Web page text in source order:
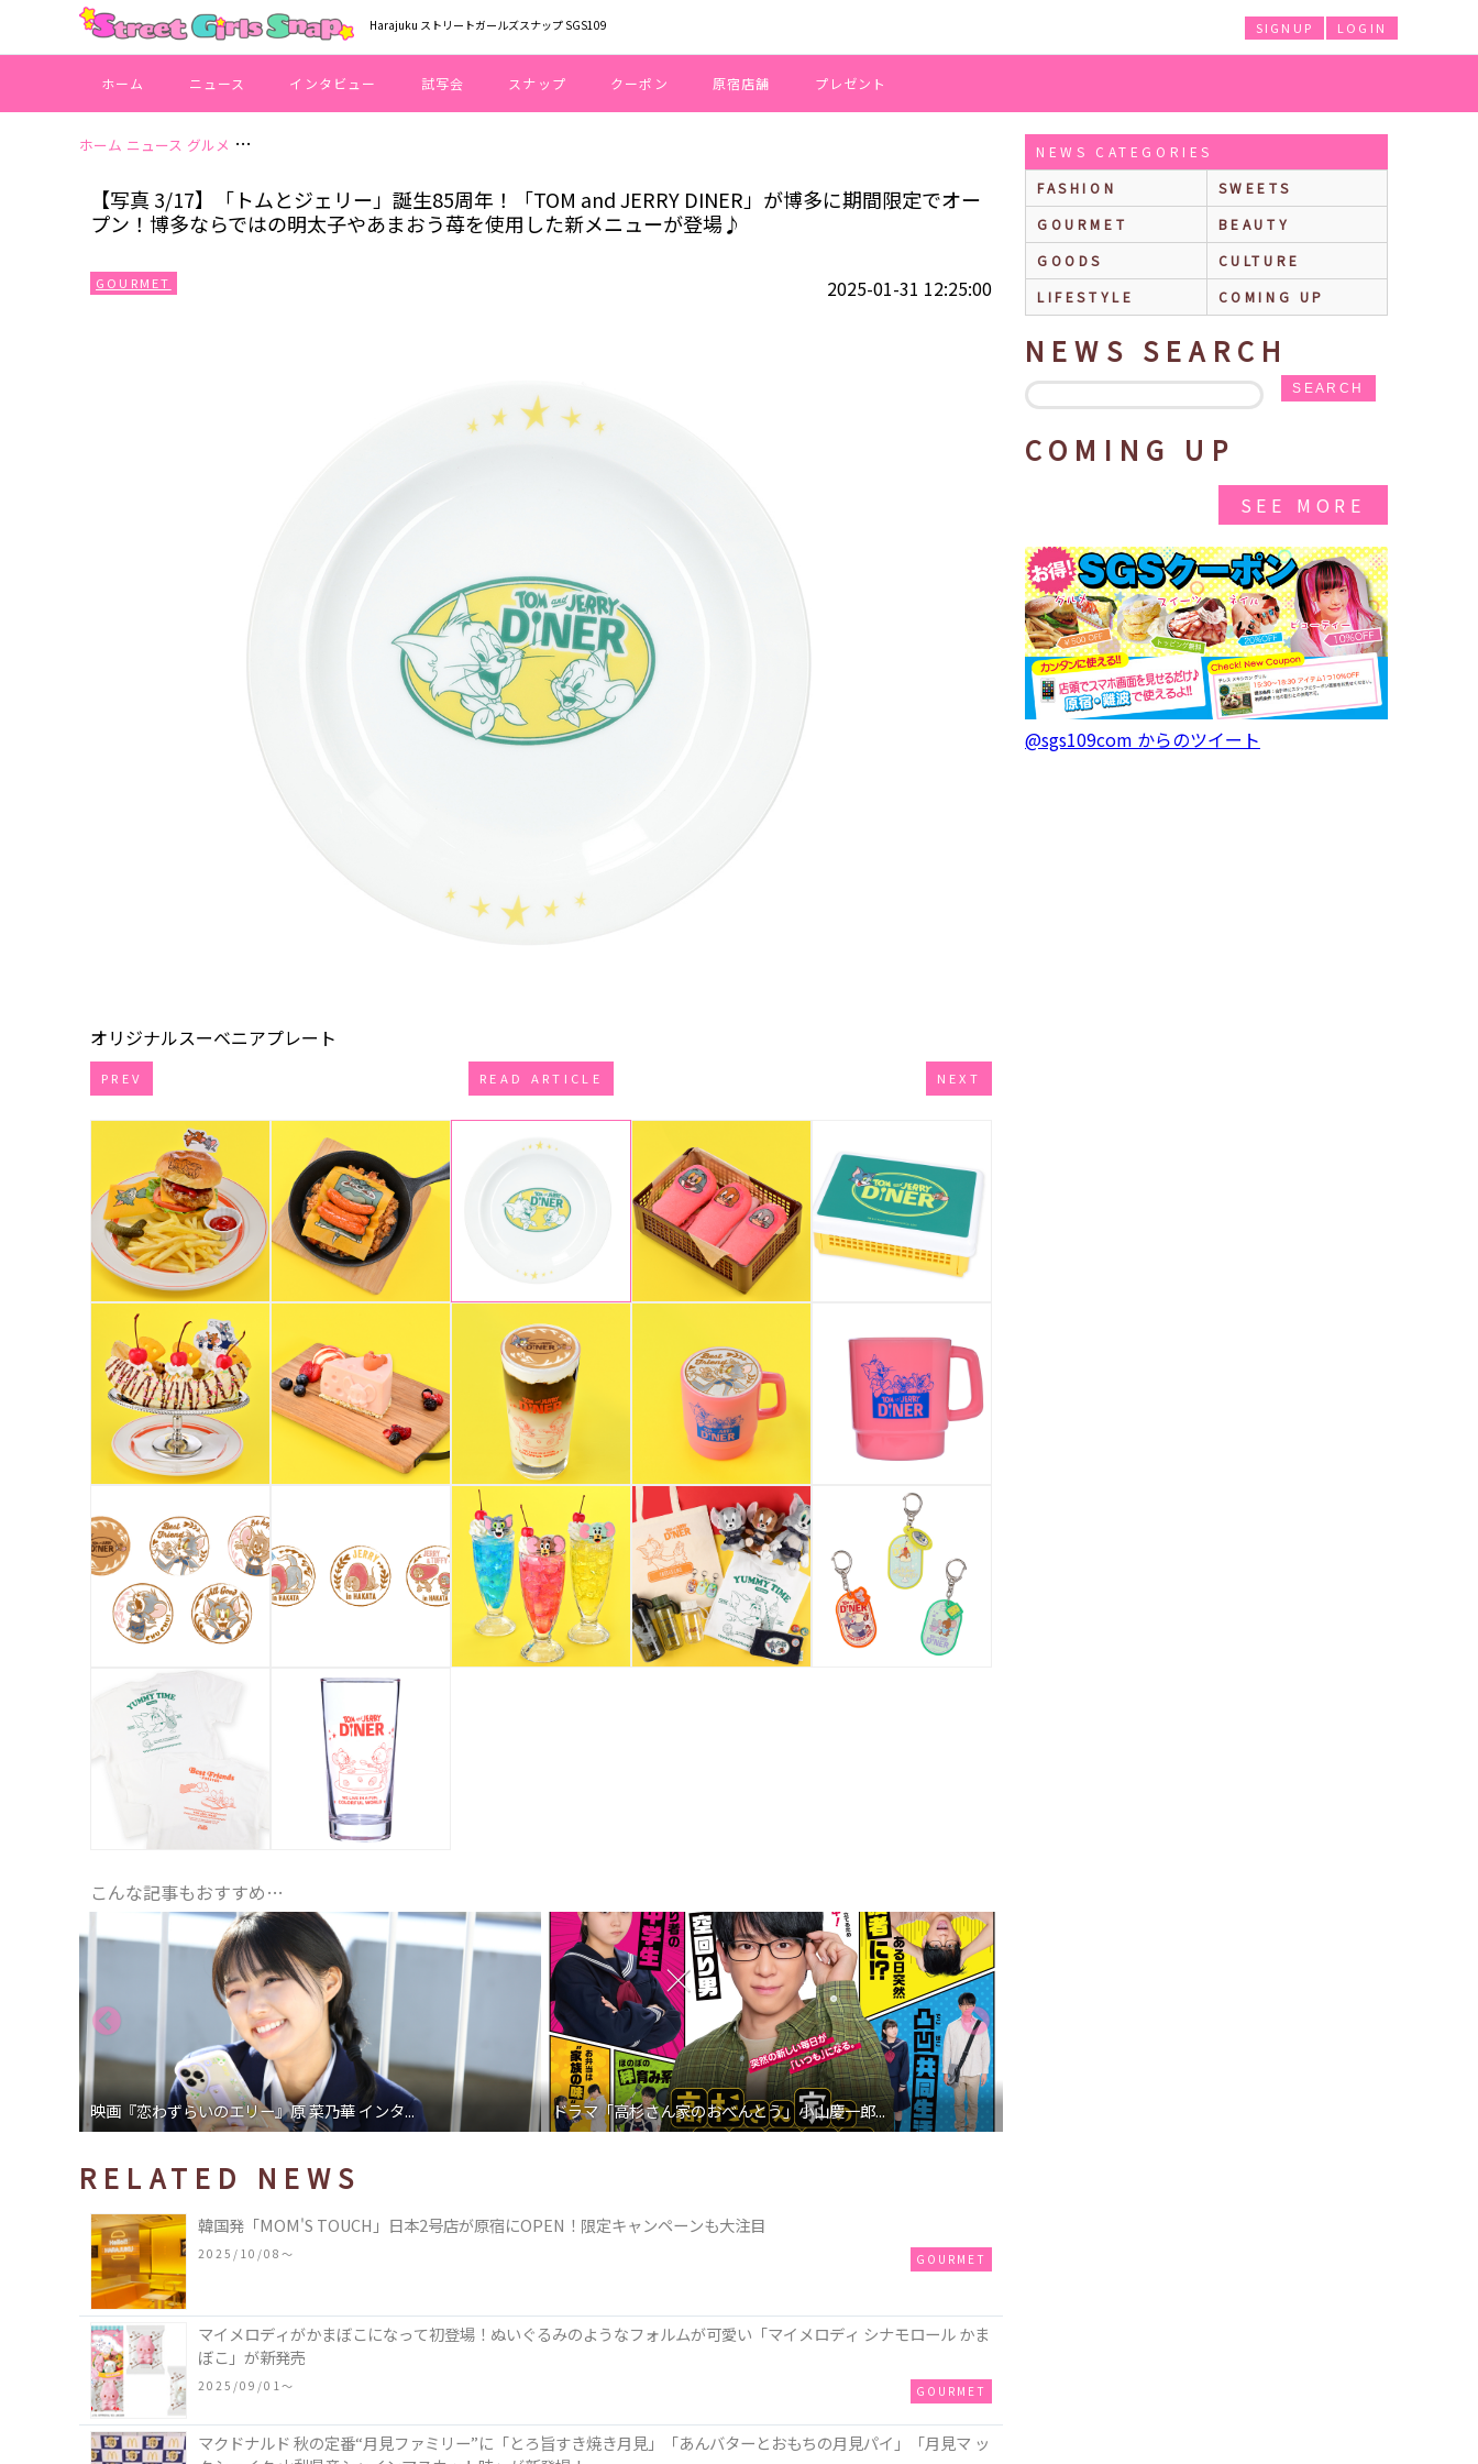
Harajuku ストリートガールズスナップ SGS109 LOGIN
SIGNUP
ホーム ニュース インタビュー 試写会 スナップ クーポン 原宿店舗 プレゼント
ホーム ニュース グルメ 【写真 3/17】「トムとジェリー」誕生85周年！「TOM and JERRY DINER」が博多に期間限定でオープン！博多ならではの明太子やあまおう苺を使用した新メニューが登場♪
【写真 3/17】「トムとジェリー」誕生85周年！「TOM and JERRY DINER」が博多に期間限定でオー
プン！博多ならではの明太子やあまおう苺を使用した新メニューが登場♪
GOURMET 2025-01-31 12:25:00
オリジナルスーベニアプレート
PREV READ ARTICLE NEXT
こんな記事もおすすめ…
映画『恋わずらいのエリー』原 菜乃華 インタ... ドラマ「高杉さん家のおべんとう」小山慶一郎...
RELATED NEWS
韓国発「MOM'S TOUCH」日本2号店が原宿にOPEN！限定キャンペーンも大注目
2025/10/08〜 GOURMET
マイメロディがかまぼこになって初登場！ぬいぐるみのようなフォルムが可愛い「マイメロディ シナモロール かま
ぼこ」が新発売
2025/09/01〜 GOURMET
マクドナルド 秋の定番“月見ファミリー”に「とろ旨すき焼き月見」「あんバターとおもちの月見パイ」「月見マ ッ
NEWS CATEGORIES
FASHION
SWEETS
GOURMET
BEAUTY
GOODS
CULTURE
LIFESTYLE
COMING UP
NEWS SEARCH
SEARCH
COMING UP
SEE MORE
@sgs109com からのツイート